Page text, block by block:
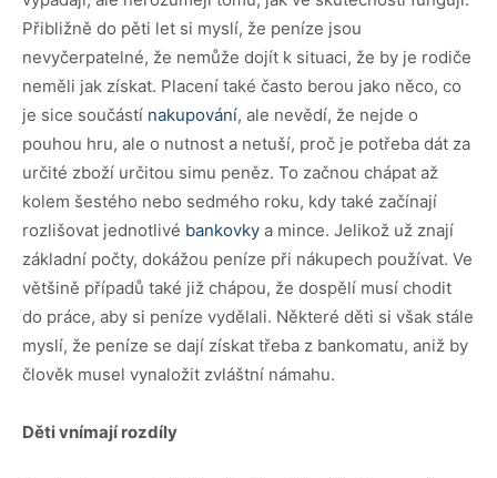
Přibližně do pěti let si myslí, že peníze jsou
nevyčerpatelné, že nemůže dojít k situaci, že by je rodiče
neměli jak získat. Placení také často berou jako něco, co
je sice součástí nakupování, ale nevědí, že nejde o
pouhou hru, ale o nutnost a netuší, proč je potřeba dát za
určité zboží určitou simu peněz. To začnou chápat až
kolem šestého nebo sedmého roku, kdy také začínají
rozlišovat jednotlivé bankovky a mince. Jelikož už znají
základní počty, dokážou peníze při nákupech používat. Ve
většině případů také již chápou, že dospělí musí chodit
do práce, aby si peníze vydělali. Některé děti si však stále
myslí, že peníze se dají získat třeba z bankomatu, aniž by
člověk musel vynaložit zvláštní námahu.
Děti vnímají rozdíly